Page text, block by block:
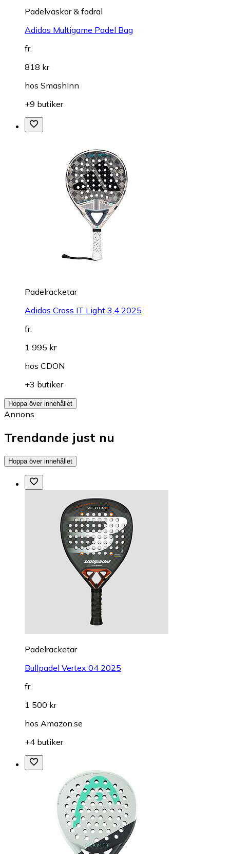
Padelväskor & fodral
Adidas Multigame Padel Bag
fr.
818 kr
hos SmashInn
+9 butiker
Padelracketar
Adidas Cross IT Light 3,4 2025
fr.
1 995 kr
hos CDON
+3 butiker
Hoppa över innehållet
Annons
Trendande just nu
Hoppa över innehållet
Padelracketar
Bullpadel Vertex 04 2025
fr.
1 500 kr
hos Amazon.se
+4 butiker